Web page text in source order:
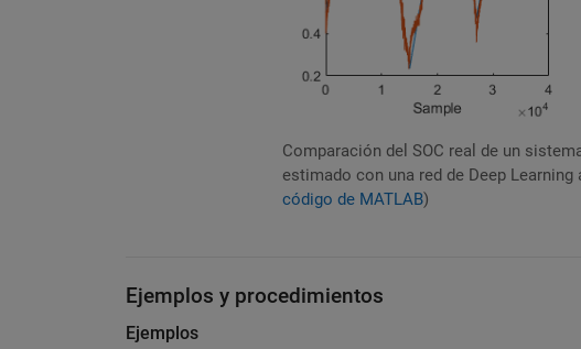
Comparación del SOC real de un
estimado con una red de Deep
código de MATLAB)
Ejemplos y procedimientos
Ejemplos